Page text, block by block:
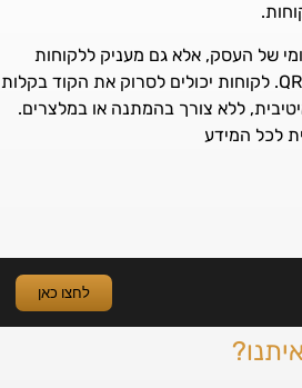
של העסק, אלא גם מעניק ללקוחות
חוויית משתמש נוחה וגישה מהירה בעזרת סריקת קוד – QR. לקוחות יכולים לסרוק את הקוד בקלות
ללא צורך בהמתנה או במלצרים.
לחצו כאן